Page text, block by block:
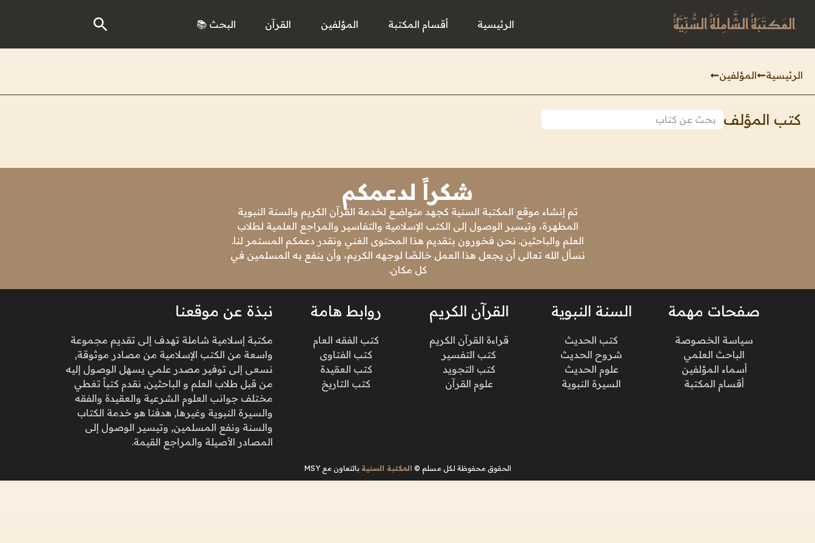
المَكتَبَةُ الشَّامِلَةُ السُّنِّيَّةُ الرئيسية أقسام المكتبة المؤلفين القرآن البحث 📚
الرئيسية المؤلفين
كتب المؤلف
شكراً لدعمكم
تم إنشاء موقع المكتبة السنية كجهد متواضع لخدمة القرآن الكريم والسنة النبوية
المطهرة، وتيسير الوصول إلى الكتب الإسلامية والتفاسير والمراجع العلمية لطلاب
العلم والباحثين. نحن فخورون بتقديم هذا المحتوى الغني ونقدر دعمكم المستمر لنا.
نسأل الله تعالى أن يجعل هذا العمل خالصًا لوجهه الكريم، وأن ينفع به المسلمين في
كل مكان.
صفحات مهمة
سياسة الخصوصة
الباحث العلمي
أسماء المؤلفين
أقسام المكتبة
السنة النبوية
كتب الحديث
شروح الحديث
علوم الحديث
السيرة النبوية
القرآن الكريم
قراءة القرآن الكريم
كتب التفسير
كتب التجويد
علوم القرآن
روابط هامة
كتب الفقه العام
كتب الفتاوى
كتب العقيدة
كتب التاريخ
نبذة عن موقعنا
مكتبة إسلامية شاملة تهدف إلى تقديم مجموعة
واسعة من الكتب الإسلامية من مصادر موثوقة,
نسعى إلى توفير مصدر علمي يسهل الوصول إليه
من قبل طلاب العلم و الباحثين, نقدم كتباً تغطي
مختلف جوانب العلوم الشرعية والعقيدة والفقه
والسيرة النبوية وغيرها, هدفنا هو خدمة الكتاب
والسنة ونفع المسلمين, وتيسير الوصول إلى
المصادر الأصيلة والمراجع القيمة.
الحقوق محفوظة لكل مسلم © المكتبة السنية بالتعاون مع MSY